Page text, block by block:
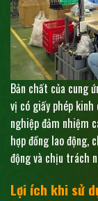
Bản chất của cung
vị có giấy phép
nghiệp đảm nhiệm
hợp đồng lao động,
động và chịu trách
Lợi ích khi sử